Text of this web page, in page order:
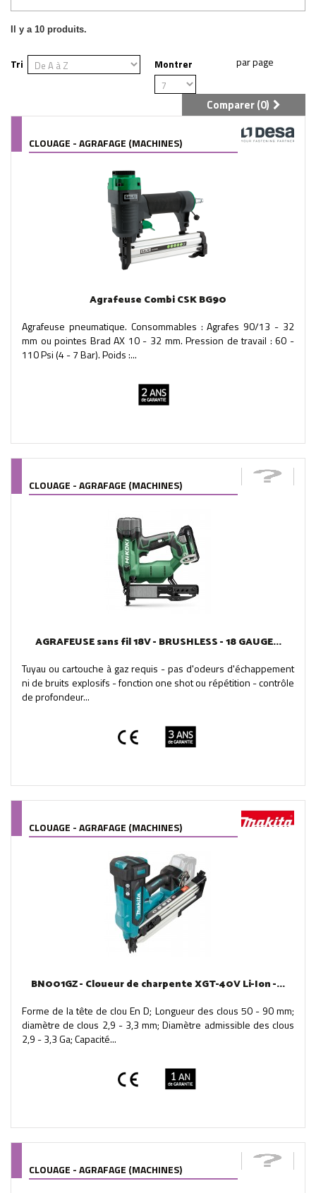
Il y a 10 produits.
Tri Montrer
Comparer (0)
CLOUAGE - AGRAFAGE (MACHINES)
Agrafeuse Combi CSK BG90
Agrafeuse pneumatique. Consommables : Agrafes 90/13 - 32
mm ou pointes Brad AX 10 - 32 mm. Pression de travail : 60 -
110 Psi (4 - 7 Bar). Poids :...
CLOUAGE - AGRAFAGE (MACHINES)
AGRAFEUSE sans fil 18V - BRUSHLESS - 18 GAUGE...
Tuyau ou cartouche à gaz requis - pas d'odeurs d'échappement
ni de bruits explosifs - fonction one shot ou répétition - contrôle
de profondeur...
CLOUAGE - AGRAFAGE (MACHINES)
BN001GZ - Cloueur de charpente XGT-40V Li-Ion -...
Forme de la tête de clou En D; Longueur des clous 50 - 90 mm;
diamètre de clous 2,9 - 3,3 mm; Diamètre admissible des clous
2,9 - 3,3 Ga; Capacité...
CLOUAGE - AGRAFAGE (MACHINES)